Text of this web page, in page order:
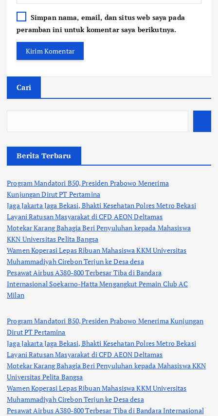
Simpan nama, email, dan situs web saya pada
peramban ini untuk komentar saya berikutnya.
Cari
Berita Terbaru
Program Mandatori B50, Presiden Prabowo Menerima
Kunjungan Dirut PT Pertamina
Jaga Jakarta Jaga Bekasi, Bhakti Kesehatan Polres Metro Bekasi
Layani Ratusan Masyarakat di CFD AEON Deltamas
Motekar Karang Bahagia Beri Penyuluhan kepada Mahasiswa
KKN Universitas Pelita Bangsa
Wamen Koperasi Lepas Ribuan Mahasiswa KKM Universitas
Muhammadiyah Cirebon Terjun ke Desa desa
Pesawat Airbus A380-800 Terbesar Tiba di Bandara
Internasional Soekarno-Hatta Mengangkut Pemain Club AC
Milan
Program Mandatori B50, Presiden Prabowo Menerima Kunjungan
Dirut PT Pertamina
Jaga Jakarta Jaga Bekasi, Bhakti Kesehatan Polres Metro Bekasi
Layani Ratusan Masyarakat di CFD AEON Deltamas
Motekar Karang Bahagia Beri Penyuluhan kepada Mahasiswa KKN
Universitas Pelita Bangsa
Wamen Koperasi Lepas Ribuan Mahasiswa KKM Universitas
Muhammadiyah Cirebon Terjun ke Desa desa
Pesawat Airbus A380-800 Terbesar Tiba di Bandara Internasional